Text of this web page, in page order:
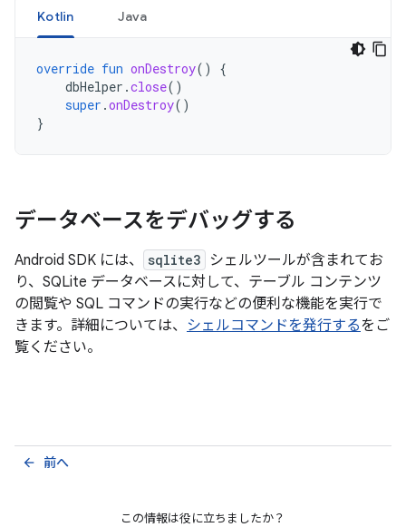
Kotlin Java
override fun onDestroy()
{
dbHelper .close()
super .onDestroy()
}
データベースをデバッグする
Android SDK には、 sqlite3
シェルツールが含まれてお
り、SQLite データベースに対して、テーブル コンテンツ
の閲覧や SQL コマンドの実行などの便利な機能を実行で
きます。詳細については、 シェルコマンドを発行するをご
覧ください。
前へ
arrow_back
この情報は役に立ちましたか？